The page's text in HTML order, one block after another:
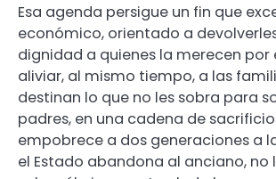
Esa agenda persigue un fin que
económico, orientado a
dignidad a quienes la merecen por
aliviar, al mismo tiempo, a las
destinan lo que no les sobra para
padres, en una cadena de
empobrece a dos generaciones a
el Estado abandona al anciano,